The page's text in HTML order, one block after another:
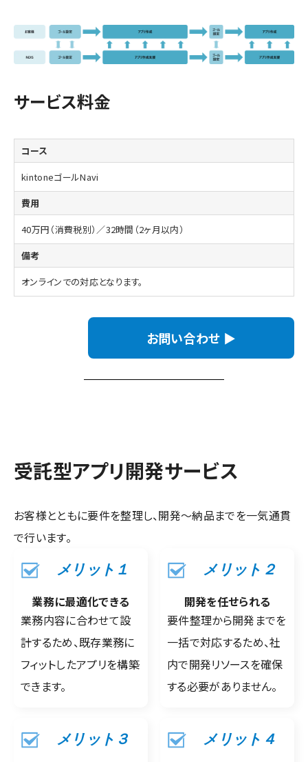
サービス料金
kintoneゴールNavi
40万円（消費税別）／32時間（2ヶ月以内）
オンラインでの対応となります。
お問い合わせ ▶
受託型アプリ開発サービス
お客様とともに要件を整理し、開発～納品までを一気通貫
で行います。
メリット１
業務に最適化できる
業務内容に合わせて設
計するため、既存業務に
フィットしたアプリを構築
できます。
メリット２
開発を任せられる
要件整理から開発までを
一括で対応するため、社
内で開発リソースを確保
する必要がありません。
メリット３ メリット４